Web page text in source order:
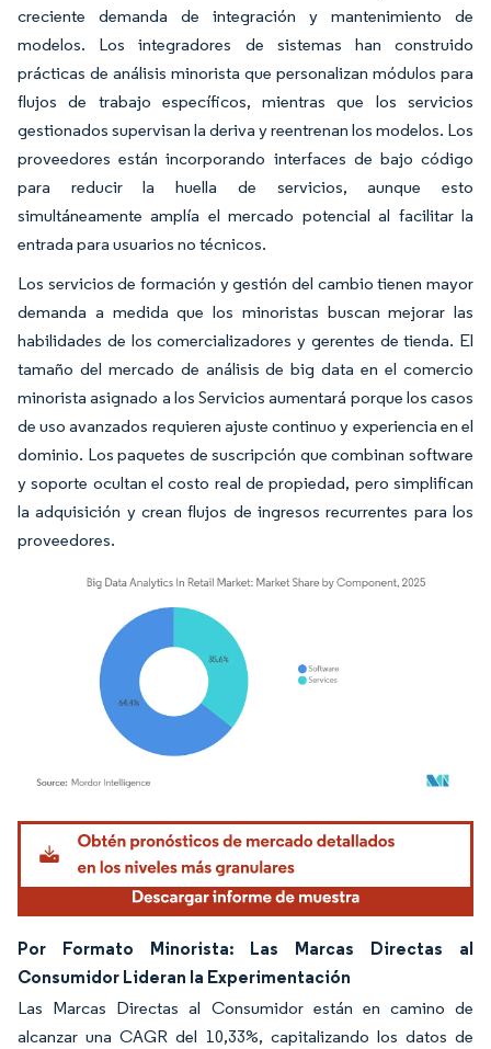
creciente demanda de integración y mantenimiento de
modelos. Los integradores de sistemas han construido
prácticas de análisis minorista que personalizan módulos para
flujos de trabajo específicos, mientras que los servicios
gestionados supervisan la deriva y reentrenan los modelos. Los
proveedores están incorporando interfaces de bajo código
para reducir la huella de servicios, aunque esto
simultáneamente amplía el mercado potencial al facilitar la
entrada para usuarios no técnicos.
Los servicios de formación y gestión del cambio tienen mayor
demanda a medida que los minoristas buscan mejorar las
habilidades de los comercializadores y gerentes de tienda. El
tamaño del mercado de análisis de big data en el comercio
minorista asignado a los Servicios aumentará porque los casos
de uso avanzados requieren ajuste continuo y experiencia en el
dominio. Los paquetes de suscripción que combinan software
y soporte ocultan el costo real de propiedad, pero simplifican
la adquisición y crean flujos de ingresos recurrentes para los
proveedores.
Imagen © Mordor Intelligence. El uso requiere atribución según CC BY 4.0.
Por Formato Minorista: Las Marcas Directas al
Consumidor Lideran la Experimentación
Las Marcas Directas al Consumidor están en camino de
alcanzar una CAGR del 10,33%, capitalizando los datos de